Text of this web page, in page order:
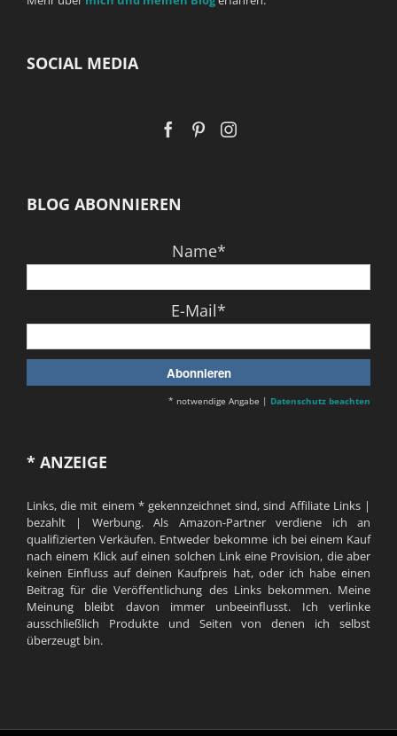
SOCIAL MEDIA
BLOG ABONNIEREN
Name*
E-Mail*
* notwendige Angabe | Datenschutz beachten
* ANZEIGE
Links, die mit einem * gekennzeichnet sind, sind Affiliate Links |
bezahlt | Werbung. Als Amazon-Partner verdiene ich an
qualifizierten Verkäufen. Entweder bekomme ich bei einem Kauf
nach einem Klick auf einen solchen Link eine Provision, die aber
keinen Einfluss auf deinen Kaufpreis hat, oder ich habe einen
Beitrag für die Veröffentlichung des Links bekommen. Meine
Meinung bleibt davon immer unbeeinflusst. Ich verlinke
ausschließlich Produkte und Seiten von denen ich selbst
überzeugt bin.